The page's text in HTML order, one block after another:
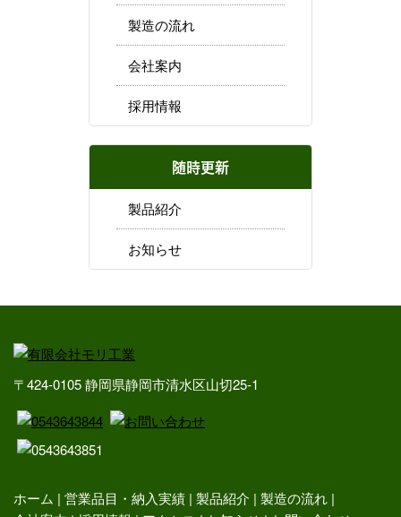
製造の流れ
会社案内
採用情報
随時更新
製品紹介
お知らせ
〒424-0105 静岡県静岡市清水区山切25-1
ホーム 営業品目・納入実績 製品紹介
製造の流れ